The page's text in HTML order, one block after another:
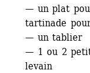
— un plat
tartinade
— un tablier
— 1 ou 2
levain